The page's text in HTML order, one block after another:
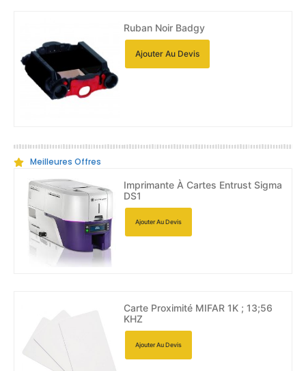
Ruban Noir Badgy
Ajouter Au Devis
Meilleures Offres
Imprimante À Cartes Entrust Sigma
DS1
Ajouter Au Devis
Carte Proximité MIFAR 1K ; 13;56
KHZ
Ajouter Au Devis